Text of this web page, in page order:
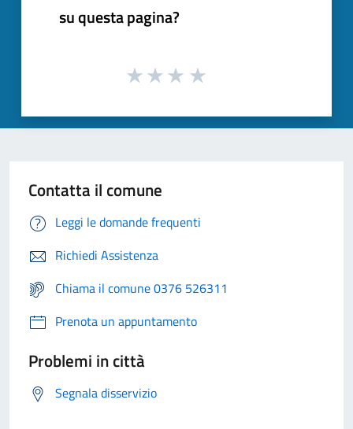
su questa pagina?
Contatta il comune
Leggi le domande frequenti
Richiedi Assistenza
Chiama il comune 0376 526311
Prenota un appuntamento
Problemi in città
Segnala disservizio